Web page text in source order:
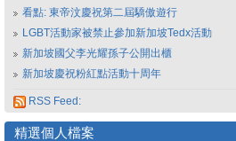
看點: 東帝汶慶祝第二屆驕傲遊行
LGBT活動家被禁止參加新加坡Tedx活動
新加坡國父李光耀孫子公開出櫃
新加坡慶祝粉紅點活動十周年
RSS Feed:
精選個人檔案